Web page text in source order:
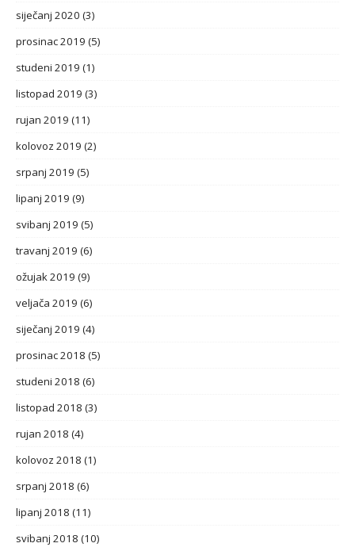
siječanj 2020 (3)
prosinac 2019 (5)
studeni 2019 (1)
listopad 2019 (3)
rujan 2019 (11)
kolovoz 2019 (2)
srpanj 2019 (5)
lipanj 2019 (9)
svibanj 2019 (5)
travanj 2019 (6)
ožujak 2019 (9)
veljača 2019 (6)
siječanj 2019 (4)
prosinac 2018 (5)
studeni 2018 (6)
listopad 2018 (3)
rujan 2018 (4)
kolovoz 2018 (1)
srpanj 2018 (6)
lipanj 2018 (11)
svibanj 2018 (10)